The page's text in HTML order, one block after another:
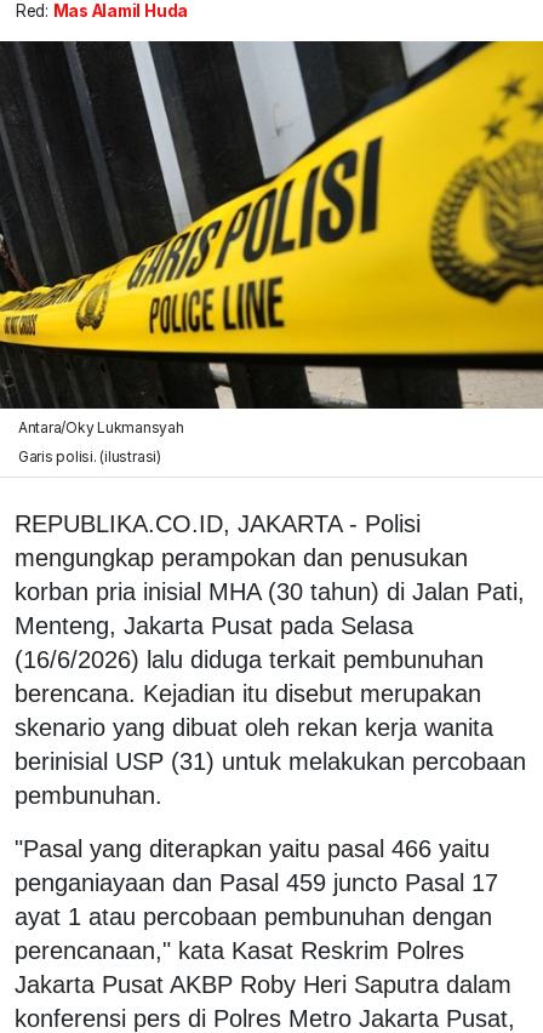
Red: Mas Alamil Huda
Antara/Oky Lukmansyah
Garis polisi. (ilustrasi)
REPUBLIKA.CO.ID, JAKARTA - Polisi
mengungkap perampokan dan penusukan
korban pria inisial MHA (30 tahun) di Jalan Pati,
Menteng, Jakarta Pusat pada Selasa
(16/6/2026) lalu diduga terkait pembunuhan
berencana. Kejadian itu disebut merupakan
skenario yang dibuat oleh rekan kerja wanita
berinisial USP (31) untuk melakukan percobaan
pembunuhan.
"Pasal yang diterapkan yaitu pasal 466 yaitu
penganiayaan dan Pasal 459 juncto Pasal 17
ayat 1 atau percobaan pembunuhan dengan
perencanaan," kata Kasat Reskrim Polres
Jakarta Pusat AKBP Roby Heri Saputra dalam
konferensi pers di Polres Metro Jakarta Pusat,